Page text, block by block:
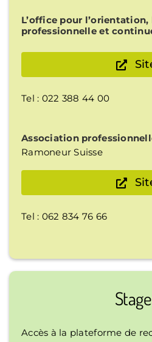
L’office pour
professionnelle et
Tel : 022 388 44 00
Association
Ramoneur Suisse
Tel : 062 834 76 66
Accès à la plateforme de